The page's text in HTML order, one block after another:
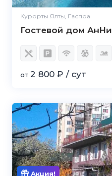
Курорты Ялты, Гаспра
Гостевой дом АнНи
от 2 800 ₽ / сут
Акция!